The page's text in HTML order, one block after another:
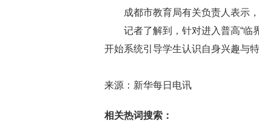
成都市教育局有关负责人表示
记者了解到，针对进入普高“临
开始系统引导学生认识自身兴趣与
来源：新华每日电讯
相关热词搜索：